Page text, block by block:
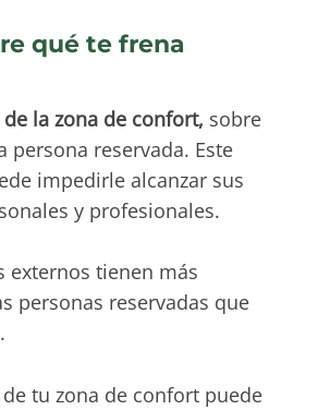
qué te frena
la zona de confort, sobre
persona reservada. Este
impedirle alcanzar sus
y profesionales.
externos tienen más
personas reservadas que
tu zona de confort puede